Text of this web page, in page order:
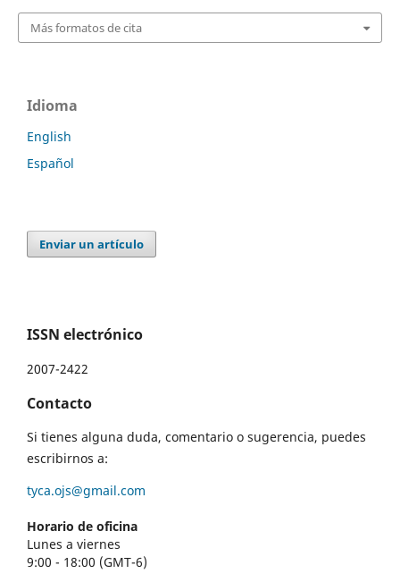
Más formatos de cita
Idioma
English
Español
Enviar un artículo
ISSN electrónico
2007-2422
Contacto
Si tienes alguna duda, comentario o sugerencia, puedes
escribirnos a:
tyca.ojs@gmail.com
Horario de oficina
Lunes a viernes
9:00 - 18:00 (GMT-6)